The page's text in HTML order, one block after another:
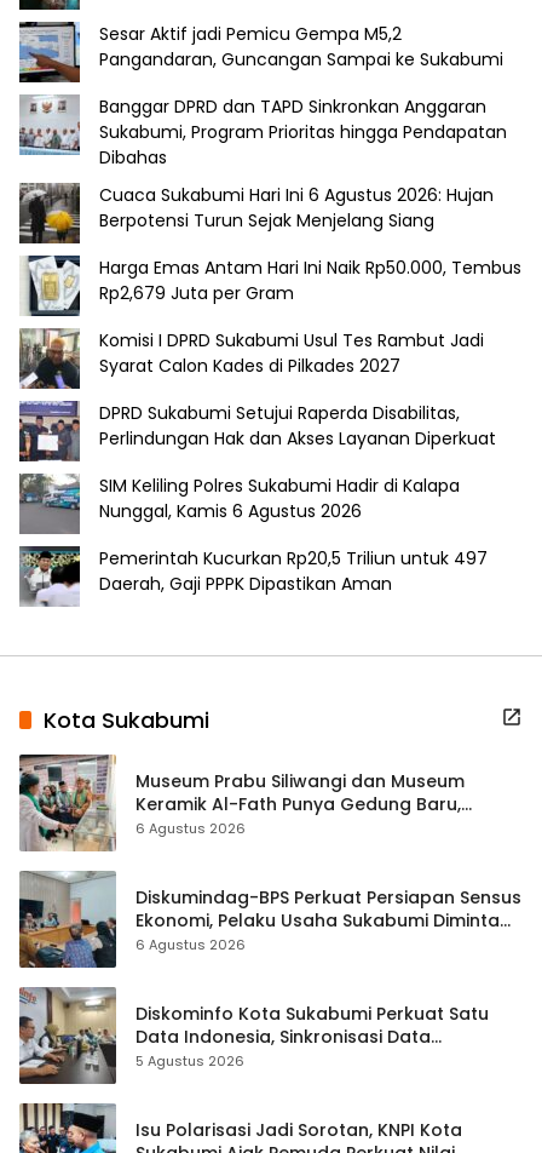
Sesar Aktif jadi Pemicu Gempa M5,2
Pangandaran, Guncangan Sampai ke Sukabumi
Banggar DPRD dan TAPD Sinkronkan Anggaran
Sukabumi, Program Prioritas hingga Pendapatan
Dibahas
Cuaca Sukabumi Hari Ini 6 Agustus 2026: Hujan
Berpotensi Turun Sejak Menjelang Siang
Harga Emas Antam Hari Ini Naik Rp50.000, Tembus
Rp2,679 Juta per Gram
Komisi I DPRD Sukabumi Usul Tes Rambut Jadi
Syarat Calon Kades di Pilkades 2027
DPRD Sukabumi Setujui Raperda Disabilitas,
Perlindungan Hak dan Akses Layanan Diperkuat
SIM Keliling Polres Sukabumi Hadir di Kalapa
Nunggal, Kamis 6 Agustus 2026
Pemerintah Kucurkan Rp20,5 Triliun untuk 497
Daerah, Gaji PPPK Dipastikan Aman
Kota Sukabumi
Museum Prabu Siliwangi dan Museum
Keramik Al-Fath Punya Gedung Baru,
Hampir 500 Koleksi Dipisahkan
6 Agustus 2026
Diskumindag-BPS Perkuat Persiapan Sensus
Ekonomi, Pelaku Usaha Sukabumi Diminta
Terbuka Beri Data
6 Agustus 2026
Diskominfo Kota Sukabumi Perkuat Satu
Data Indonesia, Sinkronisasi Data
Kewilayahan Dikebut
5 Agustus 2026
Isu Polarisasi Jadi Sorotan, KNPI Kota